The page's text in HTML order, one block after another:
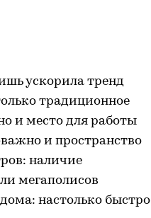
ускорила тренд
традиционное
и место для работы
и пространство
наличие
мегаполисов
настолько быстро